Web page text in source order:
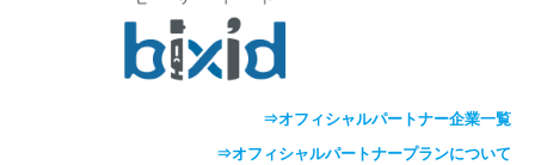
⇒オフィシャルパートナー企業一覧
⇒オフィシャルパートナープランについて